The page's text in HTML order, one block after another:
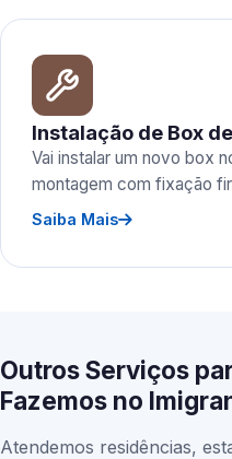
Instalação de Box
Vai instalar um novo box
montagem com fixação
Saiba Mais
Outros Serviços
Fazemos no
Atendemos residências,